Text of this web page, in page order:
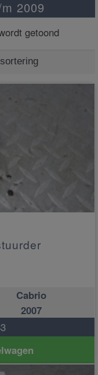
2009
getoond
Cabrio
2007